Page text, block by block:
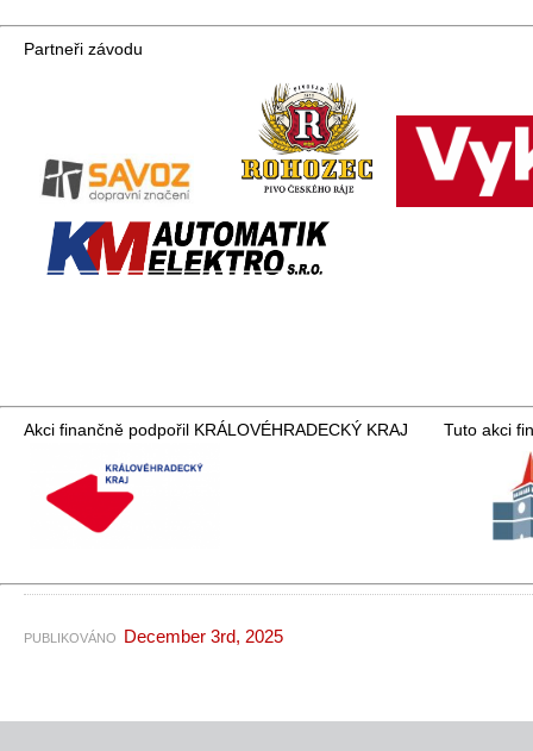
Partneři závodu
Akci finančně podpořil KRÁLOVÉHRADECKÝ KRAJ Tuto akci
PUBLIKOVÁNO December 3rd, 2025